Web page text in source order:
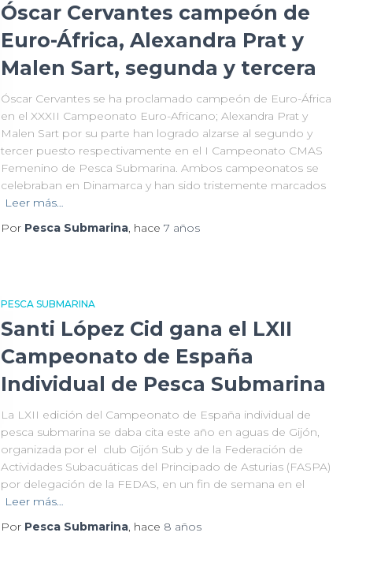
Óscar Cervantes campeón de
Euro-África, Alexandra Prat y
Malen Sart, segunda y tercera
Óscar Cervantes se ha proclamado campeón de Euro-África
en el XXXII Campeonato Euro-Africano; Alexandra Prat y
Malen Sart por su parte han logrado alzarse al segundo y
tercer puesto respectivamente en el I Campeonato CMAS
Femenino de Pesca Submarina. Ambos campeonatos se
celebraban en Dinamarca y han sido tristemente marcados
Leer más…
Por Pesca Submarina, hace 7 años
PESCA SUBMARINA
Santi López Cid gana el LXII
Campeonato de España
Individual de Pesca Submarina
La LXII edición del Campeonato de España individual de
pesca submarina se daba cita este año en aguas de Gijón,
organizada por el club Gijón Sub y de la Federación de
Actividades Subacuáticas del Principado de Asturias (FASPA)
por delegación de la FEDAS, en un fin de semana en el
Leer más…
Por Pesca Submarina, hace 8 años